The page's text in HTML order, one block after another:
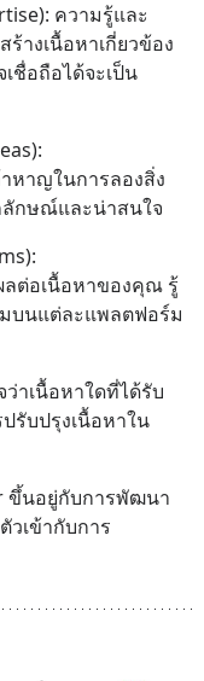
ความรู้และ
างเนื้อหาเกี่ยวข้อง
ชื่อถือได้จะเป็น
หาญในการลองสิ่ง
ลักษณ์และน่าสนใจ
ต่อเนื้อหาของคุณ รู้
บนแต่ละแพลตฟอร์ม
าเนื้อหาใดที่ได้รับ
รับปรุงเนื้อหาใน
ขึ้นอยู่กับการพัฒนา
วเข้ากับการ